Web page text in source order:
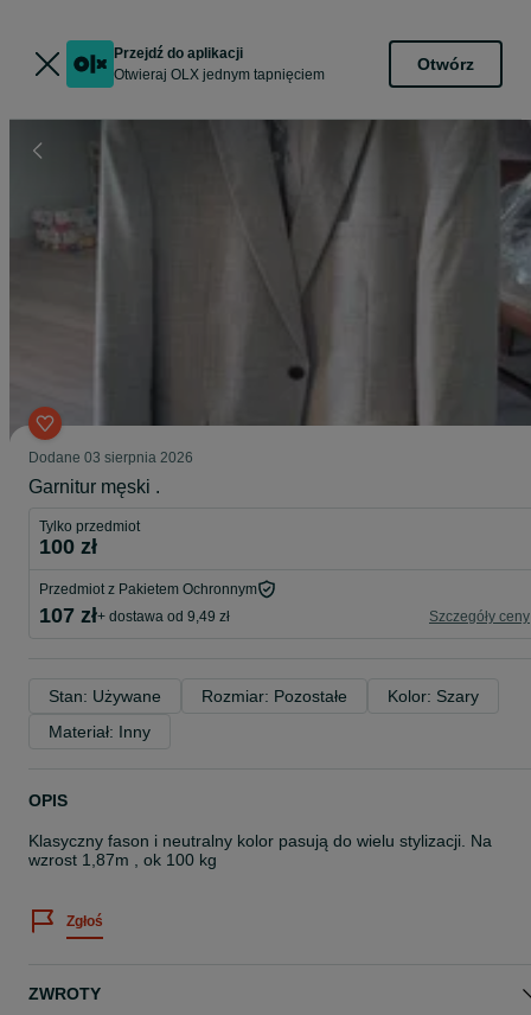
Przejdź do aplikacji
Otwieraj OLX jednym tapnięciem
Otwórz
Dodane 03 sierpnia 2026
Garnitur męski .
Tylko przedmiot
100 zł
Przedmiot z Pakietem Ochronnym
107 zł+ dostawa od 9,49 zł Szczegóły ceny
Stan: Używane Rozmiar: Pozostałe
Kolor: Szary
Materiał: Inny
OPIS
Klasyczny fason i neutralny kolor pasują do wielu stylizacji. Na
wzrost 1,87m , ok 100 kg
Zgłoś
ZWROTY